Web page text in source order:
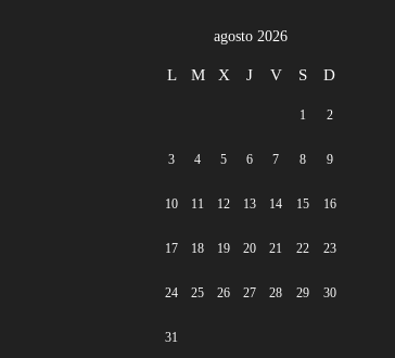
agosto 2026
L M X J V S D
1 2
3 4 5 6 7 8 9
10 11 12 13 14 15 16
17 18 19 20 21 22 23
24 25 26 27 28 29 30
31